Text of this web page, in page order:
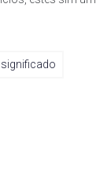
significado